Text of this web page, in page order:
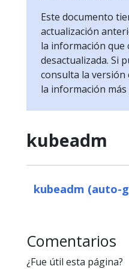
Este documento
actualización
la información que
desactualizada. Si
consulta la
la información más
kubeadm
kubeadm (auto-
Comentarios
¿Fue útil esta página?